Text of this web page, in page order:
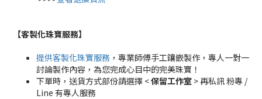
【客製化珠寶服務】
提供客製化珠寶服務 ，專業師傅手工鑲嵌製作，專人一對一
討論製作內容，為您完成心目中的完美珠寶！
下單時，送貨方式部份請選擇 <保留工作室 > 再私訊 粉專 /
Line 有專人服務